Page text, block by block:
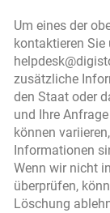
Um eines der
kontaktieren
zusätzliche
den Staat oder
und Ihre
können
Informationen
Wenn wir nicht
überprüfen,
Löschung